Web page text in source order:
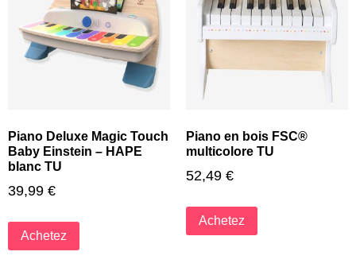
Piano Deluxe Magic Touch
Baby Einstein – HAPE
blanc TU
39,99 €
Achetez
Piano en bois FSC®
multicolore TU
52,49 €
Achetez